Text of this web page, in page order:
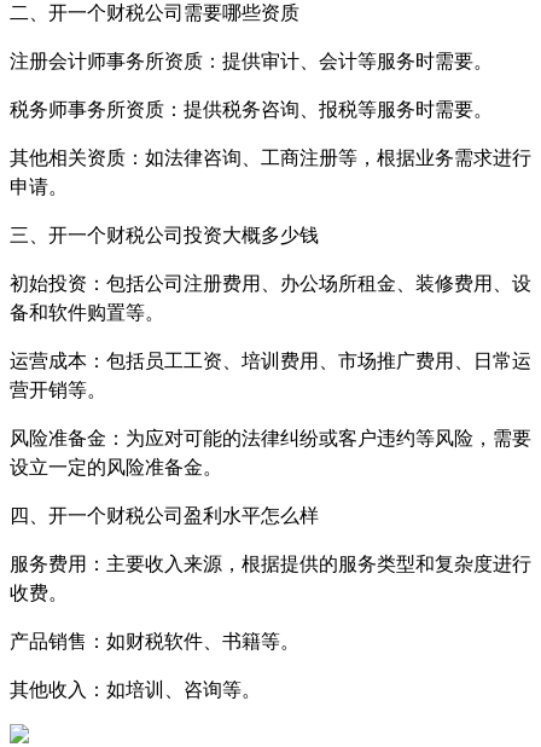
二、开一个财税公司需要哪些资质
注册会计师事务所资质：提供审计、会计等服务时需要。
税务师事务所资质：提供税务咨询、报税等服务时需要。
其他相关资质：如法律咨询、工商注册等，根据业务需求进行
申请。
三、开一个财税公司投资大概多少钱
初始投资：包括公司注册费用、办公场所租金、装修费用、设
备和软件购置等。
运营成本：包括员工工资、培训费用、市场推广费用、日常运
营开销等。
风险准备金：为应对可能的法律纠纷或客户违约等风险，需要
设立一定的风险准备金。
四、开一个财税公司盈利水平怎么样
服务费用：主要收入来源，根据提供的服务类型和复杂度进行
收费。
产品销售：如财税软件、书籍等。
其他收入：如培训、咨询等。